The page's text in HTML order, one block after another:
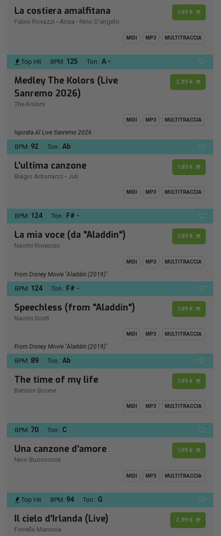
La costiera amalfitana
Fabio Rovazzi - Arisa - Nino D'angelo
1,89 €
MIDI MP3 MULTITRACCIA
Top Hit BPM: 125 Ton.: A -
Medley The Kolors (Live
Sanremo 2026)
The Kolors
2,99 €
MIDI MP3 MULTITRACCIA
Ispirata Al Live Sanremo 2026
BPM: 92 Ton.: Ab
L'ultima canzone
Biagio Antonacci - Juli
1,89 €
MIDI MP3 MULTITRACCIA
BPM: 124 Ton.: F# -
La mia voce (da "Aladdin")
Naomi Rivieccio
1,89 €
MIDI MP3 MULTITRACCIA
From Disney Movie "Aladdin (2019)"
BPM: 124 Ton.: F# -
Speechless (from "Aladdin")
Naomi Scott
1,89 €
MIDI MP3 MULTITRACCIA
From Disney Movie "Aladdin (2019)"
BPM: 89 Ton.: Ab
The time of my life
Benson Boone
1,89 €
MIDI MP3 MULTITRACCIA
BPM: 70 Ton.: C
Una canzone d'amore
Nino Buonocore
1,89 €
MIDI MP3 MULTITRACCIA
Top Hit BPM: 94 Ton.: G
Il cielo d'Irlanda (Live)
Fiorella Mannoia
2,99 €